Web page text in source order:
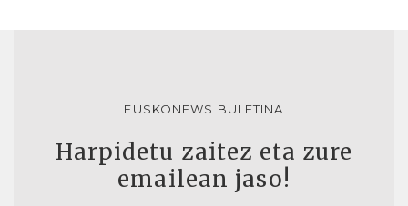
EUSKONEWS BULETINA
Harpidetu zaitez eta zure
emailean jaso!